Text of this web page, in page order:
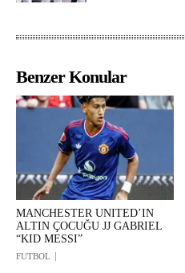
Benzer Konular
MANCHESTER UNITED’IN
ALTIN ÇOCUĞU JJ GABRIEL
“KID MESSI”
FUTBOL